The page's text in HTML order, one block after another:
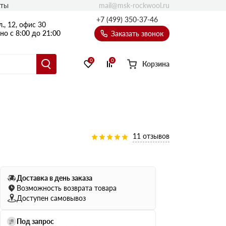
12, офис 30
с 8:00 до 21:00
+7 (499) 350-37-46
Заказать звонок
Ультратонкий
75 мм
100 мм
Балкон
Эсктра
Оптима
0 0 Корзина
mail@msk-rockwool.ru
11 отзывов
Доставка в день заказа
Возможность возврата товара
Доступен самовывоз
Под запрос